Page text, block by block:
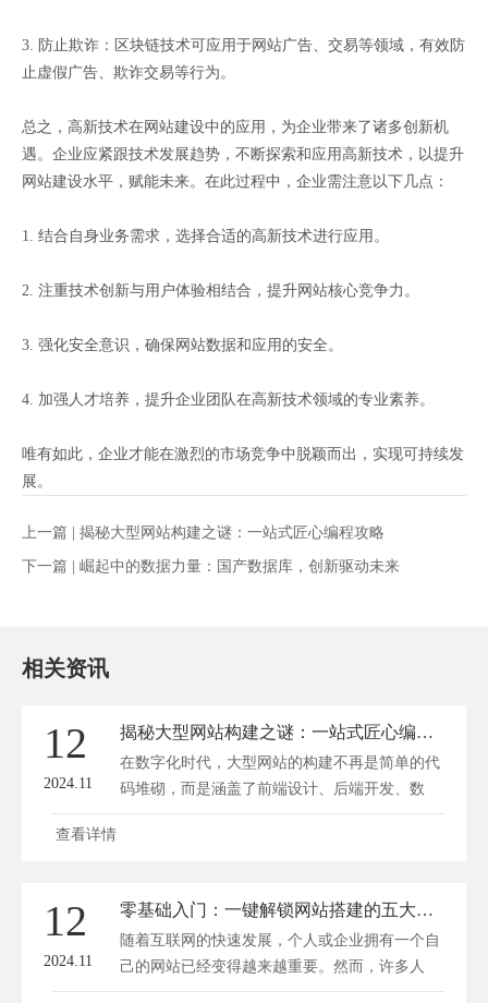
3. 防止欺诈：区块链技术可应用于网站广告、交易等领域，有效防
止虚假广告、欺诈交易等行为。
总之，高新技术在网站建设中的应用，为企业带来了诸多创新机
遇。企业应紧跟技术发展趋势，不断探索和应用高新技术，以提升
网站建设水平，赋能未来。在此过程中，企业需注意以下几点：
1. 结合自身业务需求，选择合适的高新技术进行应用。
2. 注重技术创新与用户体验相结合，提升网站核心竞争力。
3. 强化安全意识，确保网站数据和应用的安全。
4. 加强人才培养，提升企业团队在高新技术领域的专业素养。
唯有如此，企业才能在激烈的市场竞争中脱颖而出，实现可持续发
展。
上一篇 | 揭秘大型网站构建之谜：一站式匠心编程攻略
下一篇 | 崛起中的数据力量：国产数据库，创新驱动未来
相关资讯
12
2024.11
揭秘大型网站构建之谜：一站式匠心编程攻略
在数字化时代，大型网站的构建不再是简单的代
码堆砌，而是涵盖了前端设计、后端开发、数
据...
查看详情
12
2024.11
零基础入门：一键解锁网站搭建的五大神秘步骤
随着互联网的快速发展，个人或企业拥有一个自
己的网站已经变得越来越重要。然而，许多人
对...